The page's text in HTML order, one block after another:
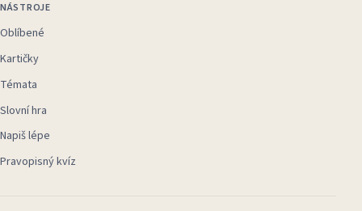
NÁSTROJE
Oblíbené
Kartičky
Témata
Slovní hra
Napiš lépe
Pravopisný kvíz